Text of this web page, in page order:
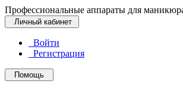
Профессиональные аппараты для
Личный кабинет
Войти
Регистрация
Помощь